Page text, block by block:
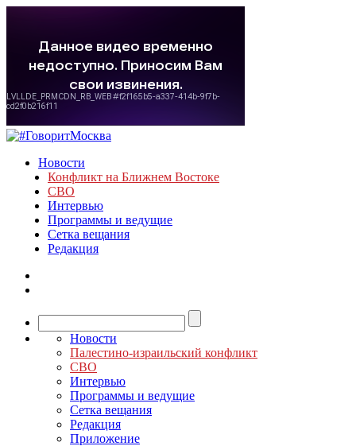
Новости
Конфликт на Ближнем Востоке
СВО
Интервью
Программы и ведущие
Сетка вещания
Редакция
Новости
Палестино-израильский конфликт
СВО
Интервью
Программы и ведущие
Сетка вещания
Редакция
Приложение